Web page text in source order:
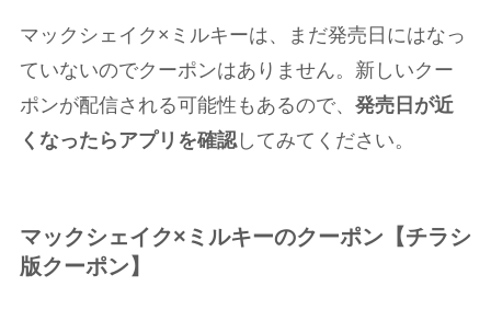
マックシェイク×ミルキーは、まだ発売日にはなっ
ていないのでクーポンはありません。新しいクー
ポンが配信される可能性もあるので、 発売日が近
くなったらアプリを確認してみてください。
マックシェイク×ミルキーのクーポン【チラシ
版クーポン】